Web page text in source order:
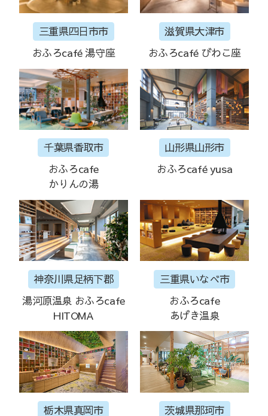
三重県四日市市
おふろcafé 湯守座
滋賀県大津市
おふろcafé びわこ座
千葉県香取市
おふろcafe
かりんの湯
山形県山形市
おふろcafé yusa
神奈川県足柄下郡
湯河原温泉 おふろcafe
HITOMA
三重県いなべ市
おふろcafe
あげき温泉
栃木県真岡市 茨城県那珂市